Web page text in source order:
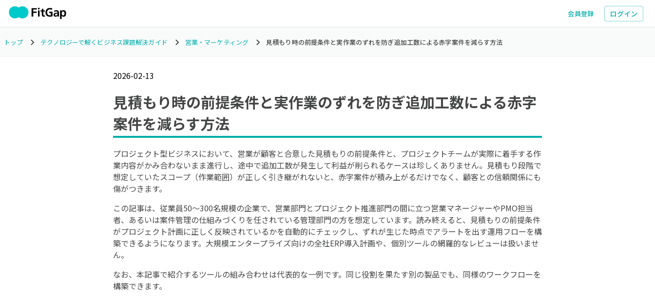
会員登録 ログイン
トップ テクノロジーで解くビジネス課題解決ガイド 営業・マーケティング 見積もり時の前提条件と実作業のずれを防ぎ追加工数による赤字案件を減らす方法
2026-02-13
見積もり時の前提条件と実作業のずれを防ぎ追加工数による赤字
案件を減らす方法
プロジェクト型ビジネスにおいて、営業が顧客と合意した見積もりの前提条件と、プロジェクトチームが実際に着手する作
業内容がかみ合わないまま進行し、途中で追加工数が発生して利益が削られるケースは珍しくありません。見積もり段階で
想定していたスコープ（作業範囲）が正しく引き継がれないと、赤字案件が積み上がるだけでなく、顧客との信頼関係にも
傷がつきます。
この記事は、従業員50〜300名規模の企業で、営業部門とプロジェクト推進部門の間に立つ営業マネージャーやPMO担当
者、あるいは案件管理の仕組みづくりを任されている管理部門の方を想定しています。読み終えると、見積もりの前提条件
がプロジェクト計画に正しく反映されているかを自動的にチェックし、ずれが生じた時点でアラートを出す運用フローを構
築できるようになります。大規模エンタープライズ向けの全社ERP導入計画や、個別ツールの網羅的なレビューは扱いませ
ん。
なお、本記事で紹介するツールの組み合わせは代表的な一例です。同じ役割を果たす別の製品でも、同様のワークフローを
構築できます。